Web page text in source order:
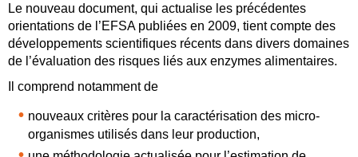
Le nouveau document, qui actualise les précédentes
orientations de l’EFSA publiées en 2009, tient compte des
développements scientifiques récents dans divers domaines
de l’évaluation des risques liés aux enzymes alimentaires.
Il comprend notamment de
nouveaux critères pour la caractérisation des micro-
organismes utilisés dans leur production,